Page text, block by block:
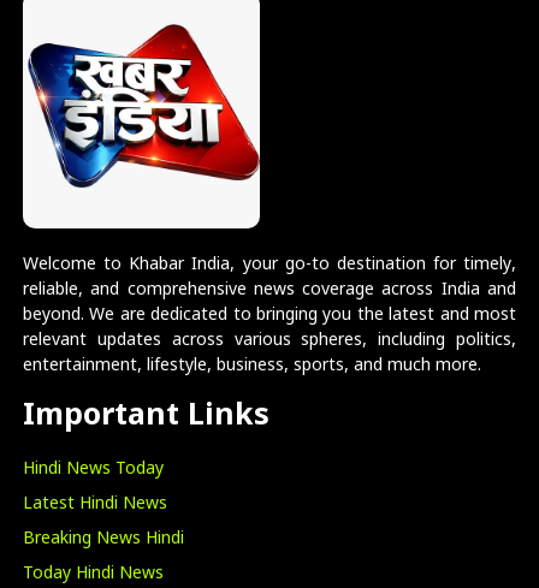
Welcome to Khabar India, your go-to destination for timely,
reliable, and comprehensive news coverage across India and
beyond. We are dedicated to bringing you the latest and most
relevant updates across various spheres, including politics,
entertainment, lifestyle, business, sports, and much more.
Important Links
Hindi News Today
Latest Hindi News
Breaking News Hindi
Today Hindi News